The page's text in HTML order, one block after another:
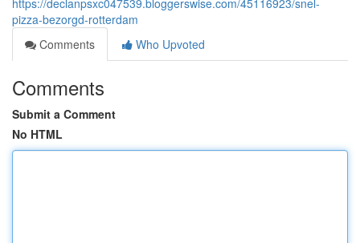
https://declanpsxc047539.bloggerswise.com/45116923/snel-
pizza-bezorgd-rotterdam
Comments
Who Upvoted
Comments
Submit a Comment
No HTML